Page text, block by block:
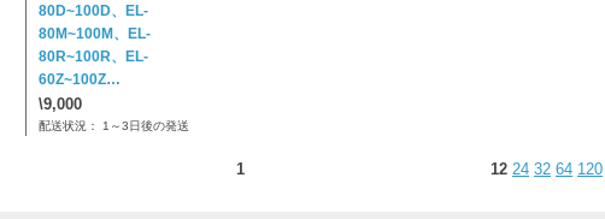
80D~100D、EL-
80M~100M、EL-
80R~100R、EL-
60Z~100Z…
\9,000
配送状況： 1～3日後の発送
1 12 24 32 64 120